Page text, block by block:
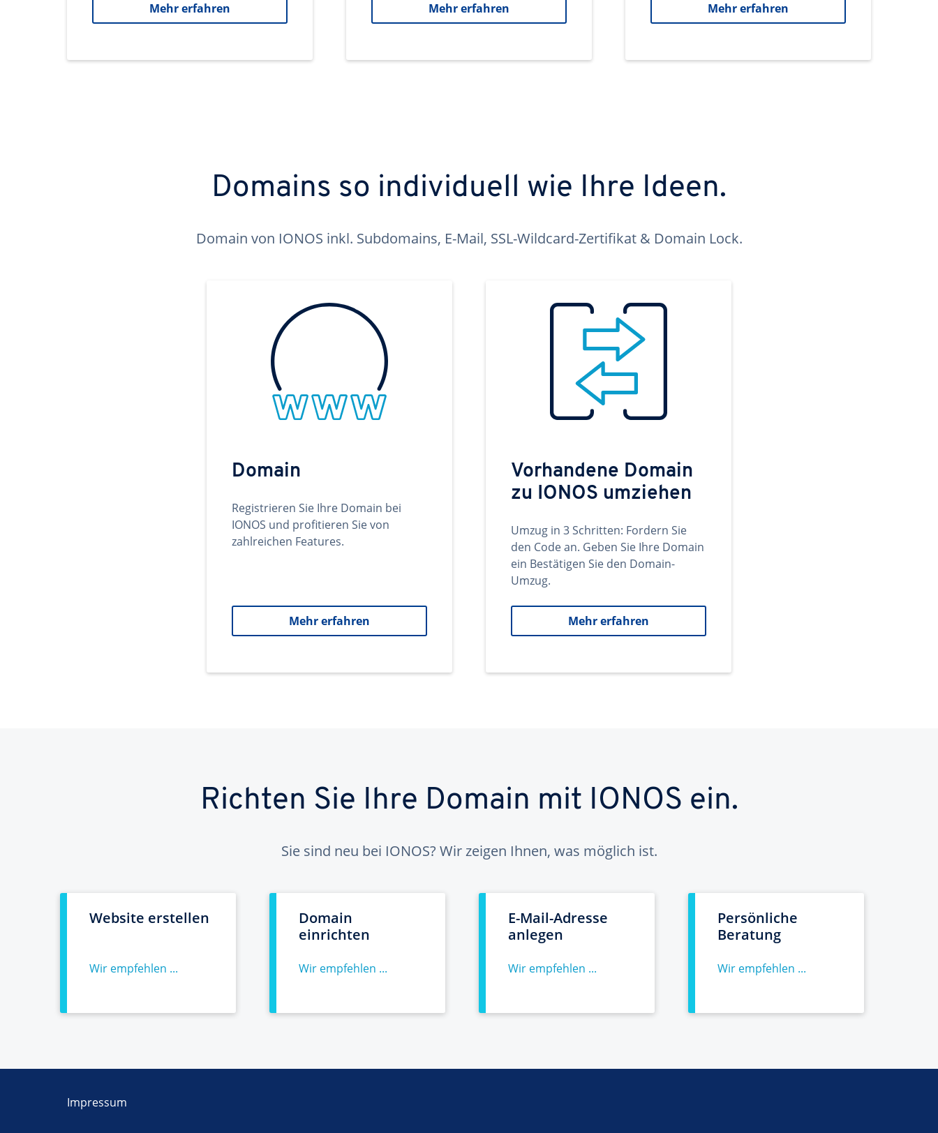
Mehr erfahren Mehr erfahren Mehr erfahren
Domains so individuell wie Ihre Ideen.
Domain von IONOS inkl. Subdomains, E-Mail, SSL-Wildcard-Zertifikat & Domain Lock.
Domain
Registrieren Sie Ihre Domain bei
IONOS und profitieren Sie von
zahlreichen Features.
Mehr erfahren
Vorhandene Domain
zu IONOS umziehen
Umzug in 3 Schritten: Fordern Sie
den Code an. Geben Sie Ihre Domain
ein Bestätigen Sie den Domain-
Umzug.
Mehr erfahren
Richten Sie Ihre Domain mit IONOS ein.
Sie sind neu bei IONOS? Wir zeigen Ihnen, was möglich ist.
Website erstellen
Wir empfehlen ...
Domain
einrichten
Wir empfehlen ...
E-Mail-Adresse
anlegen
Wir empfehlen ...
Persönliche
Beratung
Wir empfehlen ...
Impressum